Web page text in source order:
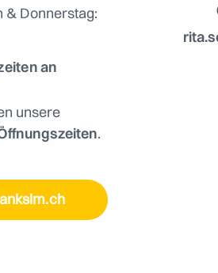
& Donnerstag:
an
unsere
.